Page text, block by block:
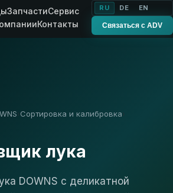
ЗапчастиСервис
Контакты
RU DE EN
Связаться с ADV
Сортировка и калибровка
лука
DOWNS с деликатной